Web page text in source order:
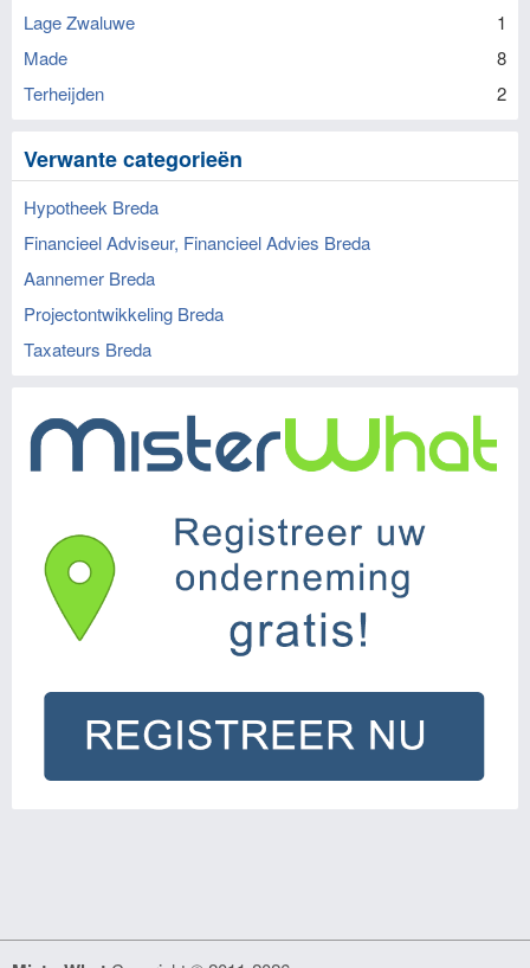
Lage Zwaluwe
1
Made
8
Terheijden
2
Verwante categorieën
Hypotheek Breda
Financieel Adviseur, Financieel Advies Breda
Aannemer Breda
Projectontwikkeling Breda
Taxateurs Breda